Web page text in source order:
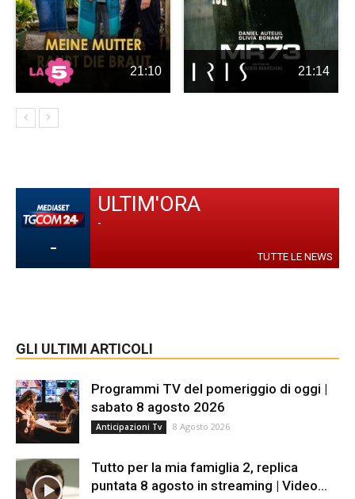
21:10 21:14
-
ULTIM'ORA
-
TUTTE LE NEWS
GLI ULTIMI ARTICOLI
Programmi TV del pomeriggio di oggi |
sabato 8 agosto 2026
Anticipazioni Tv 8 Agosto 2026
Tutto per la mia famiglia 2, replica
puntata 8 agosto in streaming | Video...